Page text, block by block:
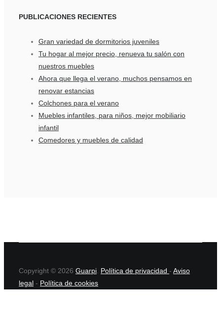
PUBLICACIONES RECIENTES
Gran variedad de dormitorios juveniles
Tu hogar al mejor precio, renueva tu salón con
nuestros muebles
Ahora que llega el verano, muchos pensamos en
renovar estancias
Colchones para el verano
Muebles infantiles, para niños, mejor mobiliario
infantil
Comedores y muebles de calidad
Copyright © 2026 Guarpi Política de privacidad - Aviso
legal - Política de cookies